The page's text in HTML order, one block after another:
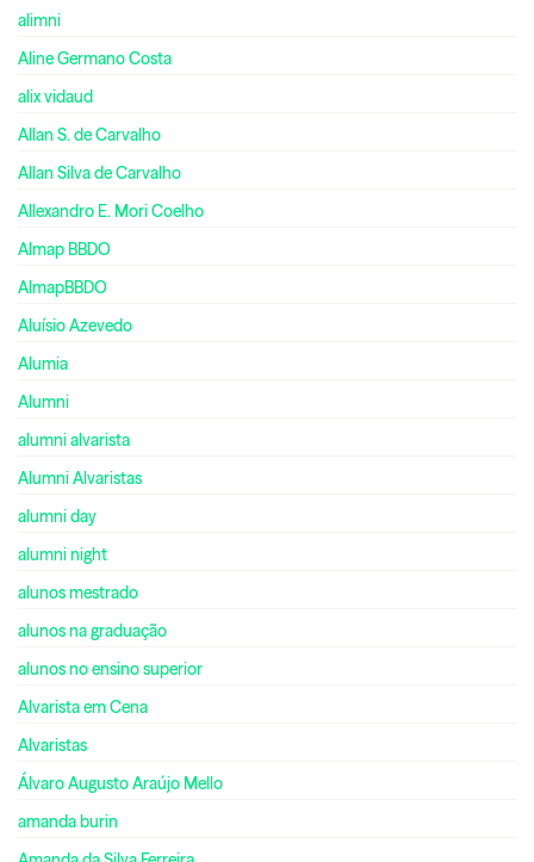
alimni
Aline Germano Costa
alix vidaud
Allan S. de Carvalho
Allan Silva de Carvalho
Allexandro E. Mori Coelho
Almap BBDO
AlmapBBDO
Aluísio Azevedo
Alumia
Alumni
alumni alvarista
Alumni Alvaristas
alumni day
alumni night
alunos mestrado
alunos na graduação
alunos no ensino superior
Alvarista em Cena
Alvaristas
Álvaro Augusto Araújo Mello
amanda burin